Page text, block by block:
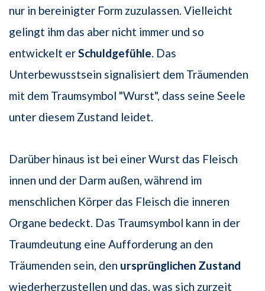
nur in bereinigter Form zuzulassen. Vielleicht
gelingt ihm das aber nicht immer und so
entwickelt erSchuldgefühle. Das
Unterbewusstsein signalisiert dem Träumenden
mit dem Traumsymbol "Wurst", dass seine Seele
unter diesem Zustand leidet.
Darüber hinaus ist bei einer Wurst das Fleisch
innen und der Darm außen, während im
menschlichen Körper das Fleisch die inneren
Organe bedeckt. Das Traumsymbol kann in der
Traumdeutung eine Aufforderung an den
Träumenden sein, den ursprünglichen Zustand
wiederherzustellen und das, was sich zurzeit